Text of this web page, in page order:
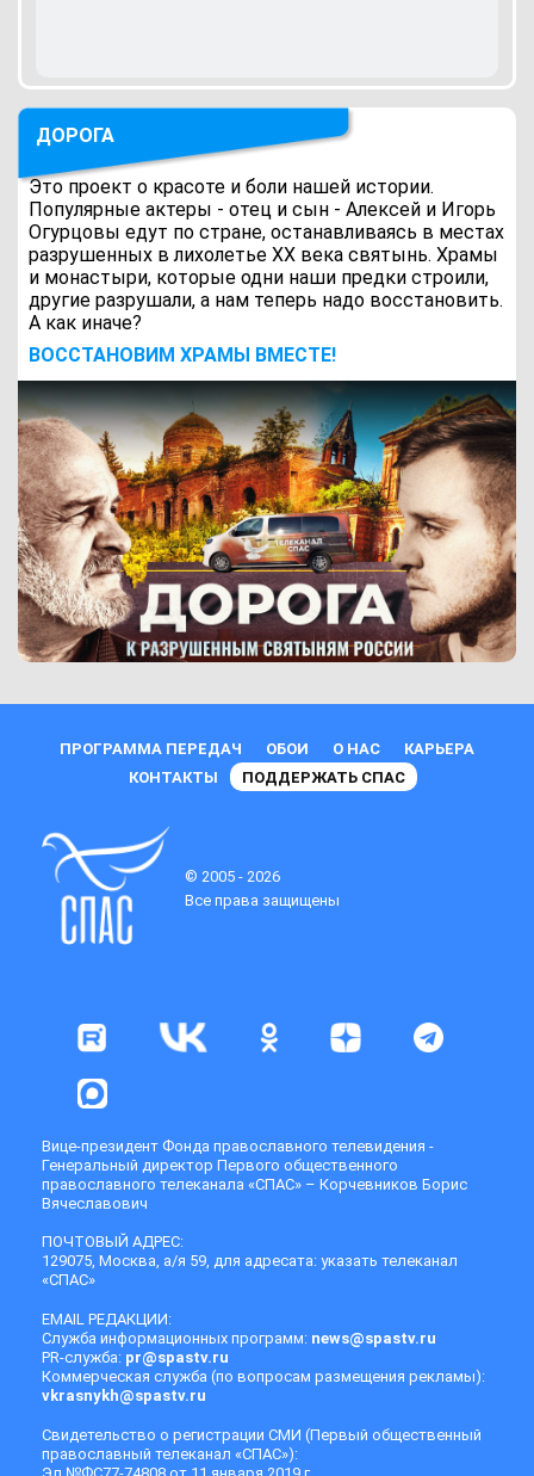
ДОРОГА
Это проект о красоте и боли нашей истории.
Популярные актеры - отец и сын - Алексей и Игорь
Огурцовы едут по стране, останавливаясь в местах
разрушенных в лихолетье ХХ века святынь. Храмы
и монастыри, которые одни наши предки строили,
другие разрушали, а нам теперь надо восстановить.
А как иначе?
ВОCСТАНОВИМ ХРАМЫ ВМЕСТЕ!
ПРОГРАММА ПЕРЕДАЧ ОБОИ О НАС
КАРЬЕРА
КОНТАКТЫ
ПОДДЕРЖАТЬ СПАС
© 2005 - 2026
Все права защищены
Вице-президент Фонда православного телевидения -
Генеральный директор Первого общественного
православного телеканала «СПАС» – Корчевников Борис
Вячеславович
ПОЧТОВЫЙ АДРЕС:
129075, Москва, а/я 59, для адресата: указать телеканал
«СПАС»
EMAIL РЕДАКЦИИ:
Служба информационных программ: news@spastv.ru
PR-служба: pr@spastv.ru
Коммерческая служба (по вопросам размещения рекламы):
vkrasnykh@spastv.ru
Свидетельство о регистрации СМИ (Первый общественный
православный телеканал «СПАС»):